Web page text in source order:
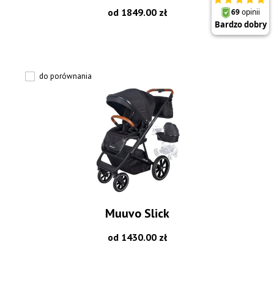
od 1849.00 zł
do porównania
Muuvo Slick
od 1430.00 zł